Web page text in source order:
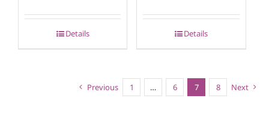
Details Details
Previous 1 … 6 7 8 Next